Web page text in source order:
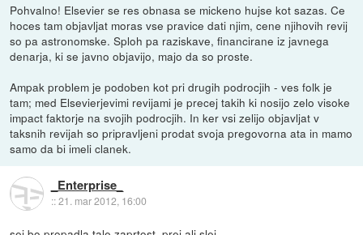
Pohvalno! Elsevier se res obnasa se mickeno hujse kot sazas. Ce
hoces tam objavljat moras vse pravice dati njim, cene njihovih revij
so pa astronomske. Sploh pa raziskave, financirane iz javnega
denarja, ki se javno objavijo, majo da so proste.
Ampak problem je podoben kot pri drugih podrocjih - ves folk je
tam; med Elsevierjevimi revijami je precej takih ki nosijo zelo visoke
impact faktorje na svojih podrocjih. In ker vsi zelijo objavljat v
taksnih revijah so pripravljeni prodat svoja pregovorna ata in mamo
samo da bi imeli clanek.
_Enterprise_
::21. mar 2012, 16:00